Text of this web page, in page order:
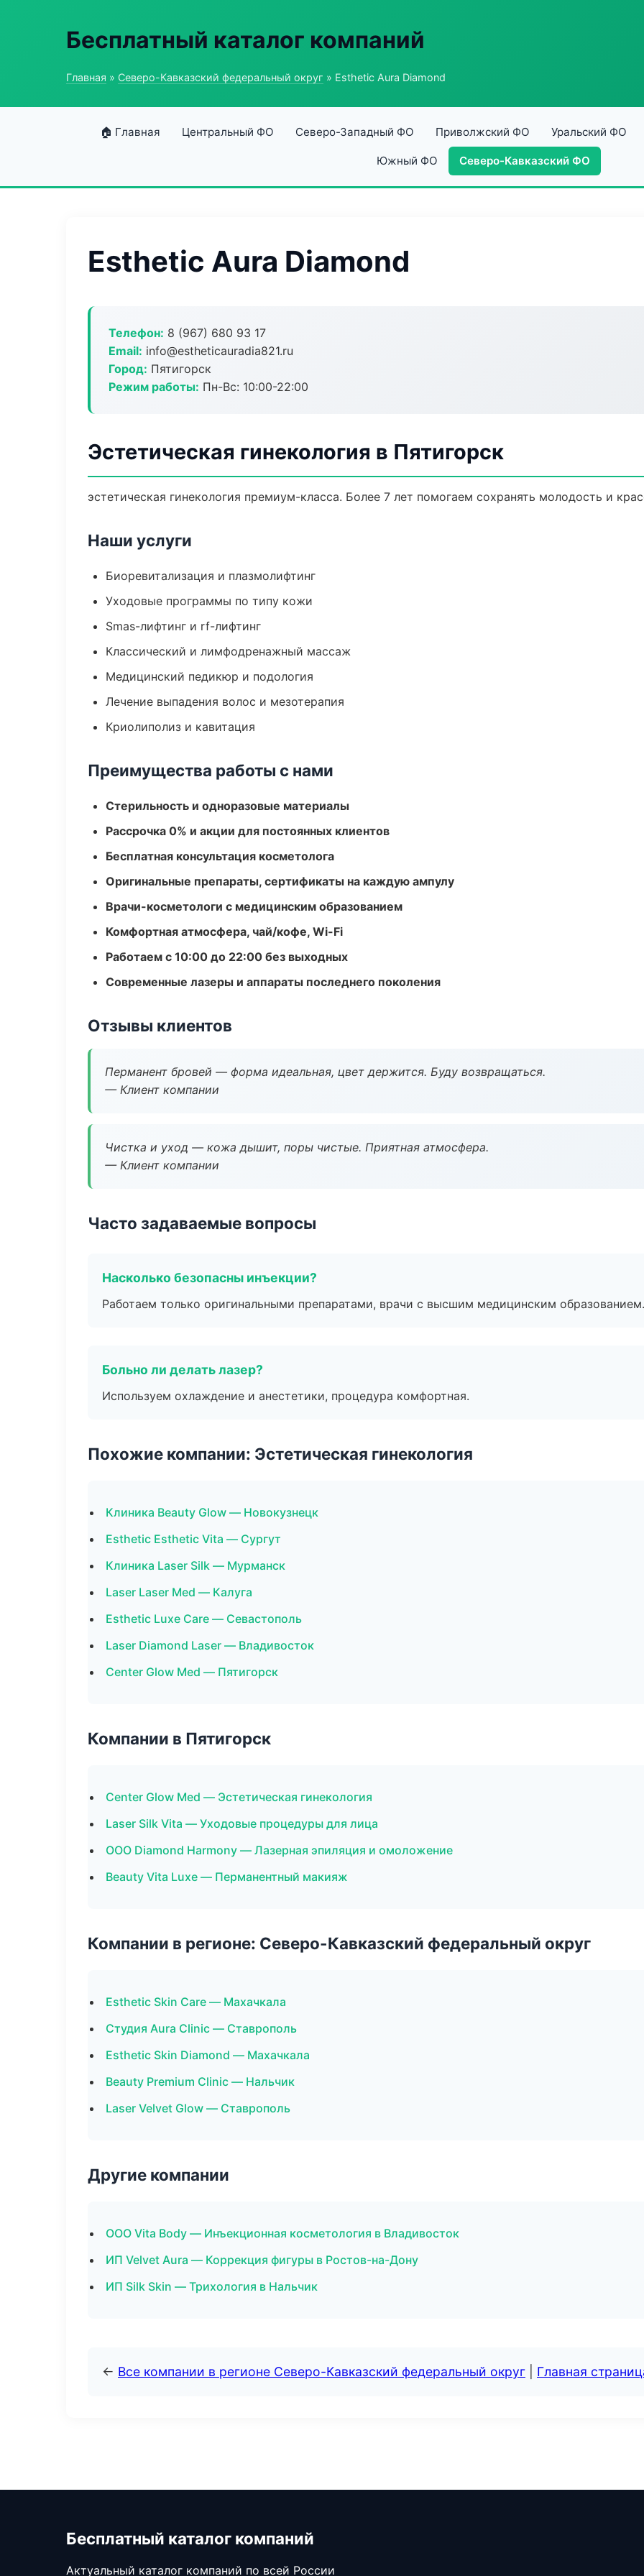
Бесплатный каталог компаний
Главная » Северо-Кавказский федеральный округ » Esthetic Aura Diamond
🏠 Главная Центральный ФО Северо-Западный ФО Приволжский ФО Уральский ФО
Южный ФО Северо-Кавказский ФО
Esthetic Aura Diamond
Телефон: 8 (967) 680 93 17
Email: info@estheticauradia821.ru
Город: Пятигорск
Режим работы: Пн-Вс: 10:00-22:00
Эстетическая гинекология в Пятигорск
эстетическая гинекология премиум-класса. Более 7 лет помогаем сохранять молодость и
Наши услуги
Биоревитализация и плазмолифтинг
Уходовые программы по типу кожи
Smas-лифтинг и rf-лифтинг
Классический и лимфодренажный массаж
Медицинский педикюр и подология
Лечение выпадения волос и мезотерапия
Криолиполиз и кавитация
Преимущества работы с нами
Стерильность и одноразовые материалы
Рассрочка 0% и акции для постоянных клиентов
Бесплатная консультация косметолога
Оригинальные препараты, сертификаты на каждую ампулу
Врачи-косметологи с медицинским образованием
Комфортная атмосфера, чай/кофе, Wi-Fi
Работаем с 10:00 до 22:00 без выходных
Современные лазеры и аппараты последнего поколения
Отзывы клиентов
Перманент бровей — форма идеальная, цвет держится. Буду возвращаться.
— Клиент компании
Чистка и уход — кожа дышит, поры чистые. Приятная атмосфера.
— Клиент компании
Часто задаваемые вопросы
Насколько безопасны инъекции?
Работаем только оригинальными препаратами, врачи с высшим медицинским образованием.
Больно ли делать лазер?
Используем охлаждение и анестетики, процедура комфортная.
Похожие компании: Эстетическая гинекология
Клиника Beauty Glow — Новокузнецк
Esthetic Esthetic Vita — Сургут
Клиника Laser Silk — Мурманск
Laser Laser Med — Калуга
Esthetic Luxe Care — Севастополь
Laser Diamond Laser — Владивосток
Center Glow Med — Пятигорск
Компании в Пятигорск
Center Glow Med — Эстетическая гинекология
Laser Silk Vita — Уходовые процедуры для лица
ООО Diamond Harmony — Лазерная эпиляция и омоложение
Beauty Vita Luxe — Перманентный макияж
Компании в регионе: Северо-Кавказский федеральный округ
Esthetic Skin Care — Махачкала
Студия Aura Clinic — Ставрополь
Esthetic Skin Diamond — Махачкала
Beauty Premium Clinic — Нальчик
Laser Velvet Glow — Ставрополь
Другие компании
ООО Vita Body — Инъекционная косметология в Владивосток
ИП Velvet Aura — Коррекция фигуры в Ростов-на-Дону
ИП Silk Skin — Трихология в Нальчик
← Все компании в регионе Северо-Кавказский федеральный округ Главная
Бесплатный каталог компаний
Актуальный каталог компаний по всей России